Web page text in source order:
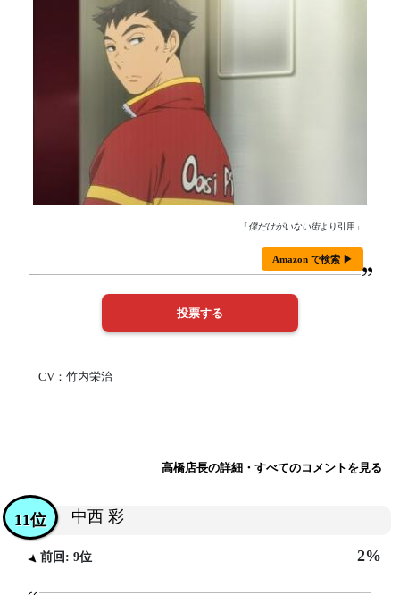
「僕だけがいない街より引用」
Amazon で検索 ▶
CV：竹内栄治
高橋店長の詳細・すべてのコメントを見る
中西 彩
11位
前回: 9位 2%